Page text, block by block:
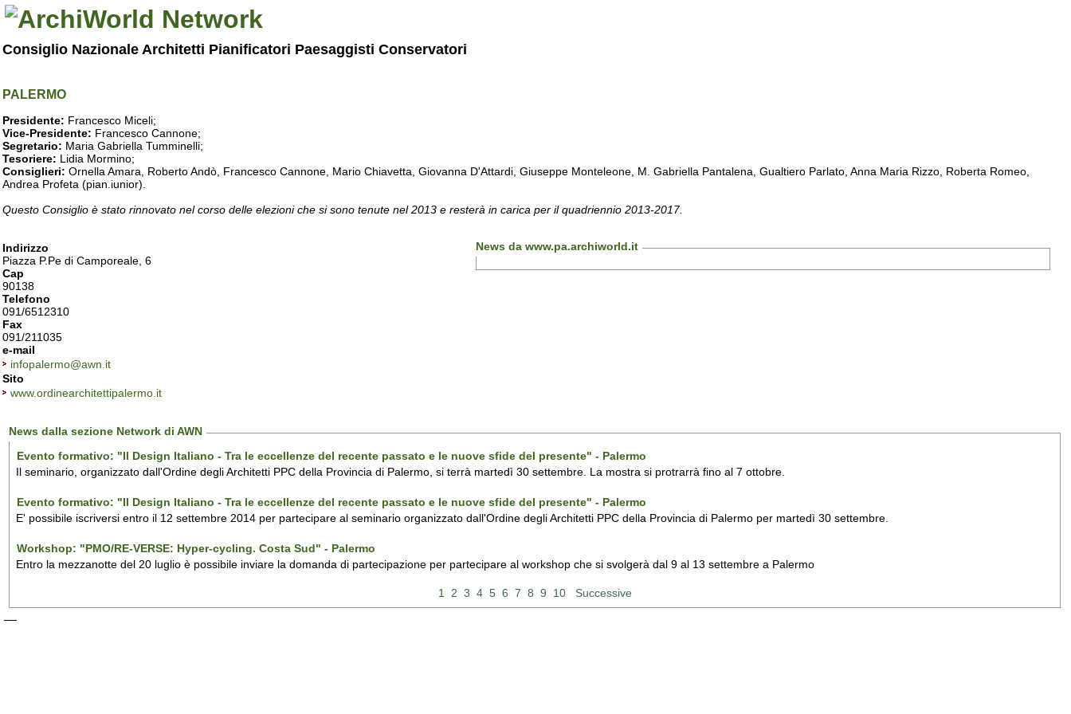
Consiglio Nazionale Architetti Pianificatori Paesaggisti Conservatori
PALERMO
Presidente: Francesco Miceli;
Vice-Presidente: Francesco Cannone;
Segretario: Maria Gabriella Tumminelli;
Tesoriere: Lidia Mormino;
Consiglieri: Ornella Amara, Roberto Andò, Francesco Cannone, Mario Chiavetta, Giovanna D'Attardi, Giuseppe Monteleone, M. Gabriella Pantalena, Gualtiero Parlato, Anna Maria Rizzo, Roberta Romeo,
Andrea Profeta (pian.iunior).
Questo Consiglio è stato rinnovato nel corso delle elezioni che si sono tenute nel 2013 e resterà in carica per il quadriennio 2013-2017.
Indirizzo
Piazza P.Pe di Camporeale, 6
Cap
90138
Telefono
091/6512310
Fax
091/211035
e-mail
infopalermo@awn.it
Sito
www.ordinearchitettipalermo.it
News da www.pa.archiworld.it
News dalla sezione Network di AWN
Evento formativo: "Il Design Italiano - Tra le eccellenze del recente passato e le nuove sfide del presente" - Palermo
Il seminario, organizzato dall'Ordine degli Architetti PPC della Provincia di Palermo, si terrà martedì 30 settembre. La mostra si protrarrà fino al 7 ottobre.
Evento formativo: "Il Design Italiano - Tra le eccellenze del recente passato e le nuove sfide del presente" - Palermo
E' possibile iscriversi entro il 12 settembre 2014 per partecipare al seminario organizzato dall'Ordine degli Architetti PPC della Provincia di Palermo per martedì 30 settembre.
Workshop: "PMO/RE-VERSE: Hyper-cycling. Costa Sud" - Palermo
Entro la mezzanotte del 20 luglio è possibile inviare la domanda di partecipazione per partecipare al workshop che si svolgerà dal 9 al 13 settembre a Palermo
1 2 3 4 5 6 7 8 9 10 Successive